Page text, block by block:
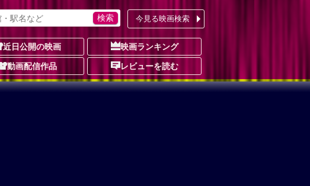
今見る映画検索
近日公開の映画 映画ランキング
動画配信作品 レビューを読む